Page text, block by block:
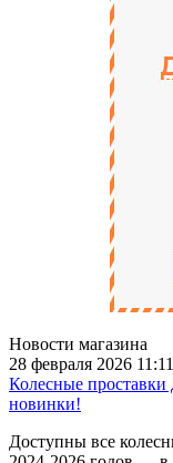
Новости магазина
28 февраля 2026
Колесные проставки
новинки!
Доступны все